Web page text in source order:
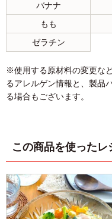
バナナ
もも
ゼラチン
※使用する原材料の変更な
るアレルゲン情報と、製品
る場合もございます。
この商品を使ったレ